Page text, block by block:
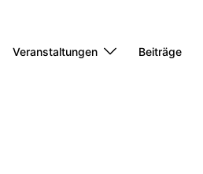
Veranstaltungen Beiträge